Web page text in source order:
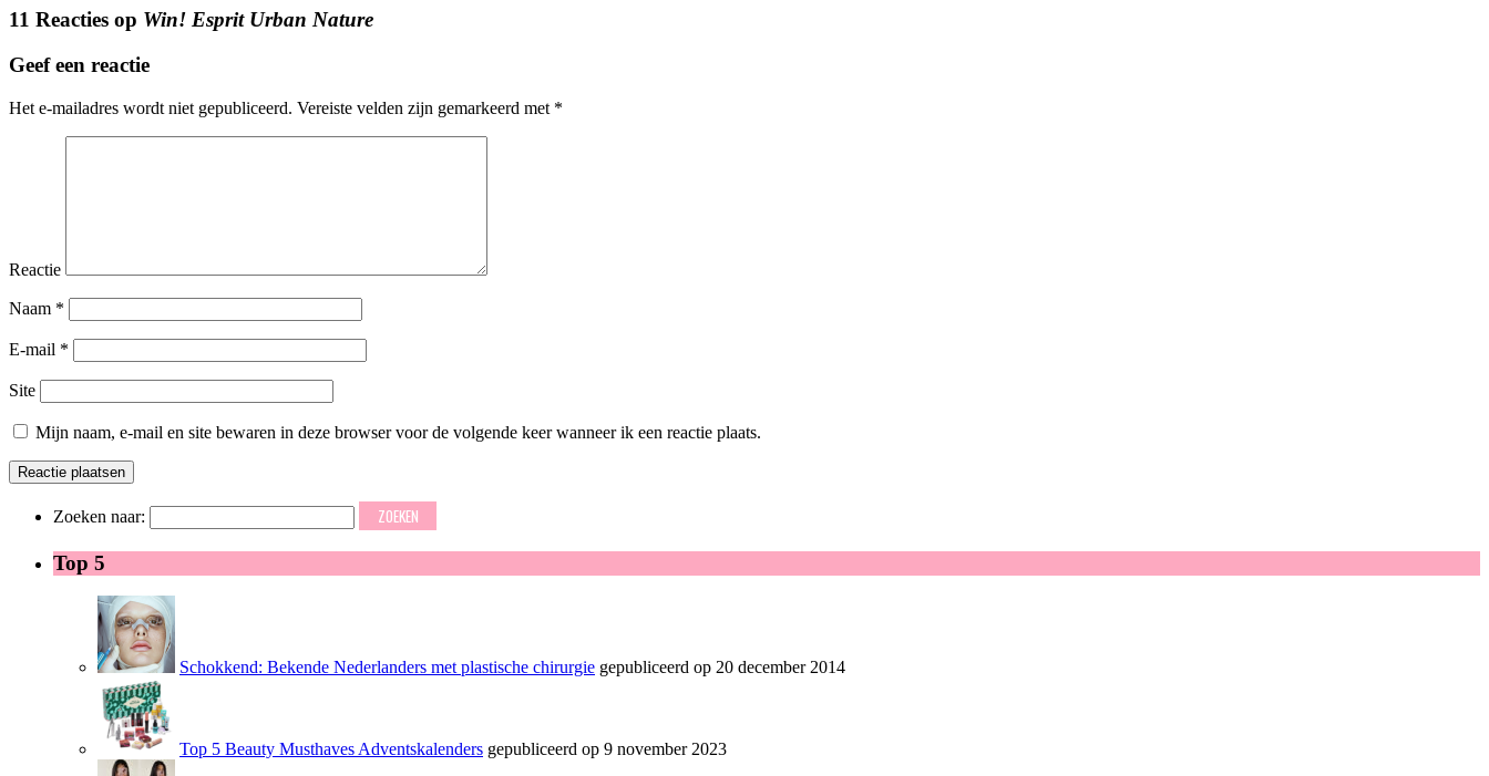
11 Reacties op Win! Esprit Urban Nature
Geef een reactie
Het e-mailadres wordt niet gepubliceerd. Vereiste velden zijn gemarkeerd met *
Reactie
Naam *
E-mail *
Site
Mijn naam, e-mail en site bewaren in deze browser voor de volgende keer wanneer ik een reactie plaats.
Zoeken naar:
Top 5
Schokkend: Bekende Nederlanders met plastische chirurgie gepubliceerd op 20 december 2014
Top 5 Beauty Musthaves Adventskalenders gepubliceerd op 9 november 2023